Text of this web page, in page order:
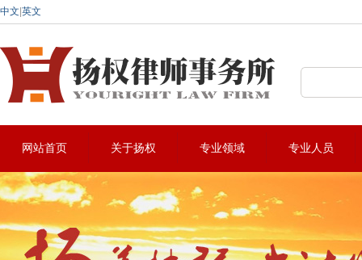
中文 英文
深圳法律咨询热线:0755-22912883
网站首页 关于扬权 专业领域 专业人员